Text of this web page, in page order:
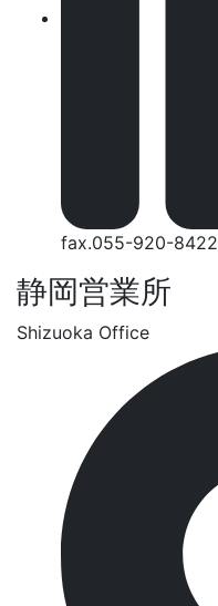
fax.055-920-8422
静岡営業所
Shizuoka Office